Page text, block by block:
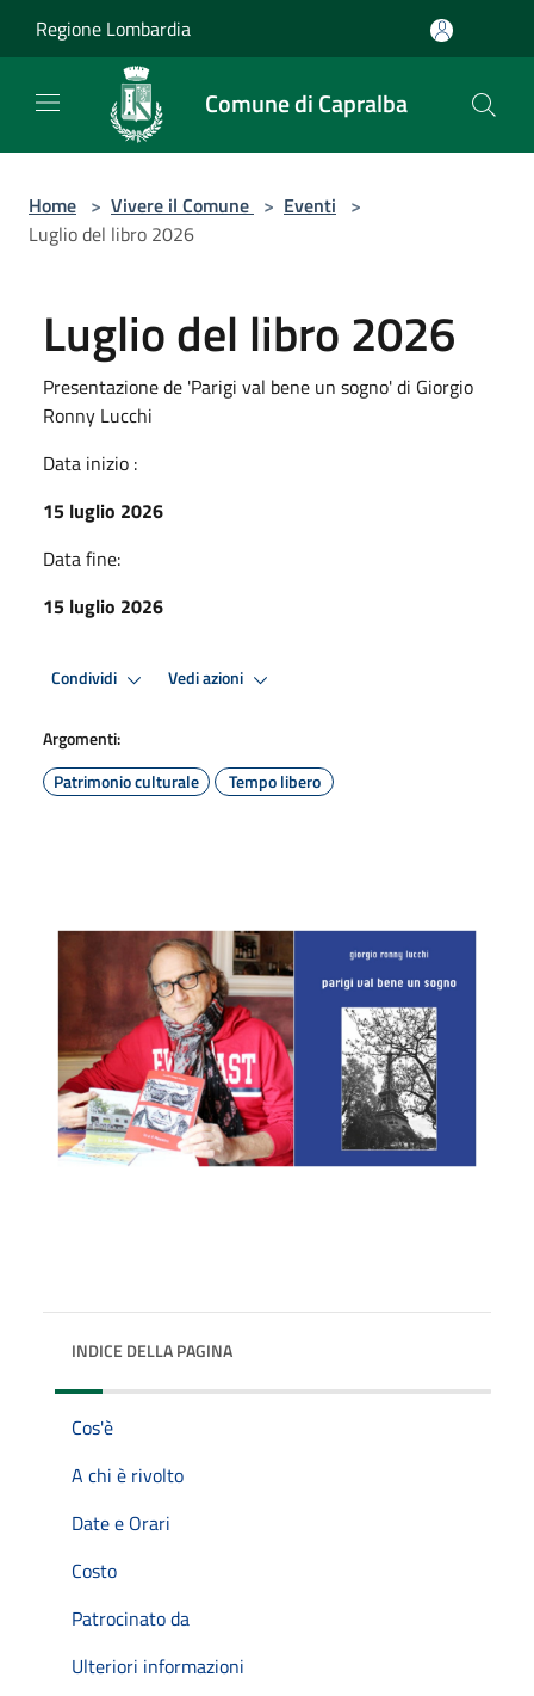
Regione Lombardia
Comune di Capralba
Home > Vivere il Comune > Eventi >
Luglio del libro 2026
Luglio del libro 2026
Presentazione de 'Parigi val bene un sogno' di Giorgio
Ronny Lucchi
Data inizio :
15 luglio 2026
Data fine:
15 luglio 2026
Condividi Vedi azioni
Argomenti:
Patrimonio culturale
Tempo libero
INDICE DELLA PAGINA
Cos'è
A chi è rivolto
Date e Orari
Costo
Patrocinato da
Ulteriori informazioni